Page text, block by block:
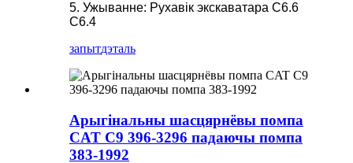
5. Ужыванне: Рухавік экскаватара C6.6
C6.4
запытдэталь
Арыгінальны шасцярнёвы помпа
CAT C9 396-3296 падаючы помпа
383-1992